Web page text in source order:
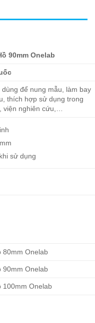
90mm Onelab
để nung mẫu, làm bay
thích hợp sử dụng trong
viện nghiên cứu,…
sử dụng
80mm Onelab
90mm Onelab
100mm Onelab